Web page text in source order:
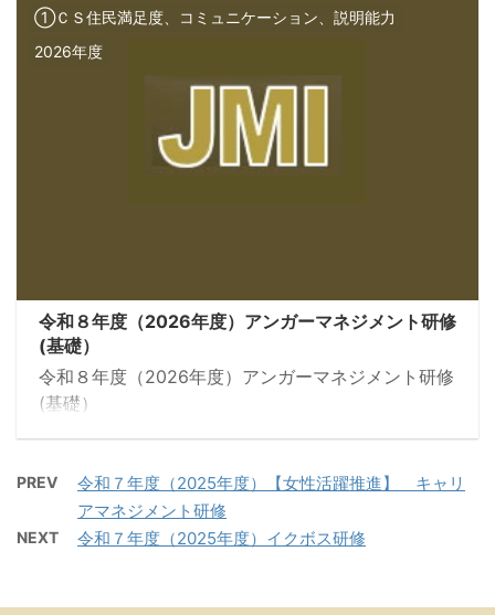
①ＣＳ住民満足度、コミュニケーション、説明能力
2026年度
令和８年度（2026年度）アンガーマネジメント研修
(基礎）
令和８年度（2026年度）アンガーマネジメント研修
(基礎）
PREV
令和７年度（2025年度）【女性活躍推進】 キャリ
アマネジメント研修
NEXT 令和７年度（2025年度）イクボス研修